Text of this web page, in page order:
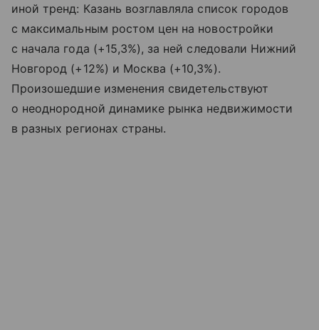
иной тренд: Казань возглавляла список городов
с максимальным ростом цен на новостройки
с начала года (+15,3%), за ней следовали Нижний
Новгород (+12%) и Москва (+10,3%).
Произошедшие изменения свидетельствуют
о неоднородной динамике рынка недвижимости
в разных регионах страны.